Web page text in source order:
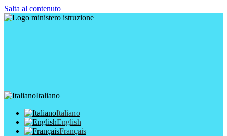
Salta al contenuto
Italiano
Italiano
English
Français